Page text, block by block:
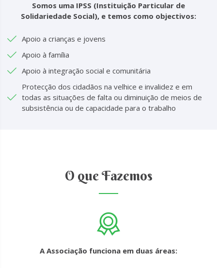
Somos uma IPSS (Instituição Particular de
Solidariedade Social), e temos como objectivos:
Apoio a crianças e jovens
Apoio à família
Apoio à integração social e comunitária
Protecção dos cidadãos na velhice e invalidez e em
todas as situações de falta ou diminuição de meios de
subsistência ou de capacidade para o trabalho
O que Fazemos
A Associação funciona em duas áreas: